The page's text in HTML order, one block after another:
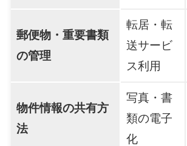
郵便物・重要書類
の管理
転居・転
送サービ
ス利用
物件情報の共有方
法
写真・書
類の電子
化